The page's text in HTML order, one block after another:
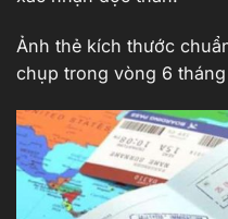
Ảnh thẻ kích thước
chụp trong vòng 6